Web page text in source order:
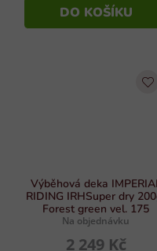
DO KOŠÍKU
Výběhová deka
RIDING IRHSuper dry
Forest green vel. 175
Na objednávku
2 249 Kč